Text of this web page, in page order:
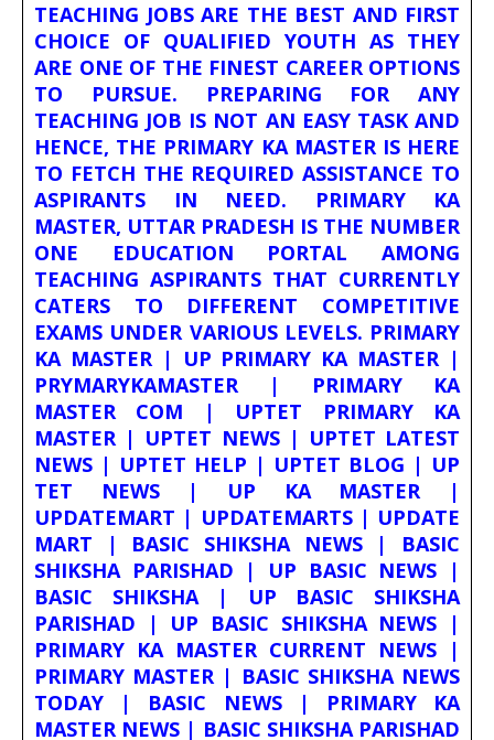
TEACHING JOBS ARE THE BEST AND FIRST
CHOICE OF QUALIFIED YOUTH AS THEY
ARE ONE OF THE FINEST CAREER OPTIONS
TO PURSUE. PREPARING FOR ANY
TEACHING JOB IS NOT AN EASY TASK AND
HENCE, THE PRIMARY KA MASTER IS HERE
TO FETCH THE REQUIRED ASSISTANCE TO
ASPIRANTS IN NEED. PRIMARY KA
MASTER, UTTAR PRADESH IS THE NUMBER
ONE EDUCATION PORTAL AMONG
TEACHING ASPIRANTS THAT CURRENTLY
CATERS TO DIFFERENT COMPETITIVE
EXAMS UNDER VARIOUS LEVELS. PRIMARY
KA MASTER | UP PRIMARY KA MASTER |
PRYMARYKAMASTER | PRIMARY KA
MASTER COM | UPTET PRIMARY KA
MASTER | UPTET NEWS | UPTET LATEST
NEWS | UPTET HELP | UPTET BLOG | UP
TET NEWS | UP KA MASTER |
UPDATEMART | UPDATEMARTS | UPDATE
MART | BASIC SHIKSHA NEWS | BASIC
SHIKSHA PARISHAD | UP BASIC NEWS |
BASIC SHIKSHA | UP BASIC SHIKSHA
PARISHAD | UP BASIC SHIKSHA NEWS |
PRIMARY KA MASTER CURRENT NEWS |
PRIMARY MASTER | BASIC SHIKSHA NEWS
TODAY | BASIC NEWS | PRIMARY KA
MASTER NEWS | BASIC SHIKSHA PARISHAD